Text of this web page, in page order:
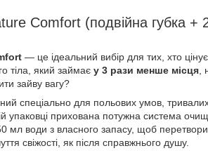
Comfort (подвійна губка
— це ідеальний вибір для тих, хто
тіла, який займає у 3 рази менше місця
зайву вагу?
спеціально для польових умов,
упаковці прихована потужна система
води з власного запасу, щоб
свіжості, як після справжнього душу.